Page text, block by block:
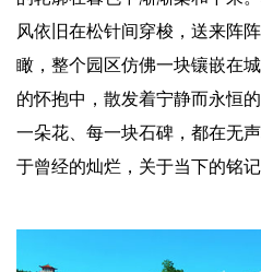
风依旧在松针间穿梭，送来阵
瞰，整个园区仿佛一块镶嵌在
的怀抱中，散发着宁静而永恒
一朵花、每一块石碑，都在无
于曾经的灿烂，关于当下的铭